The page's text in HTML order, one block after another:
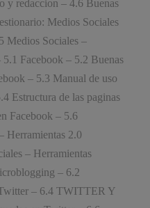
y redaccion – 4.6 Buenas
Medios Sociales
Medios Sociales –
Facebook – 5.2 Buenas
– 5.3 Manual de uso
Estructura de las paginas
Facebook – 5.6
Herramientas 2.0
– Herramientas
– 6.2
– 6.4 TWITTER Y